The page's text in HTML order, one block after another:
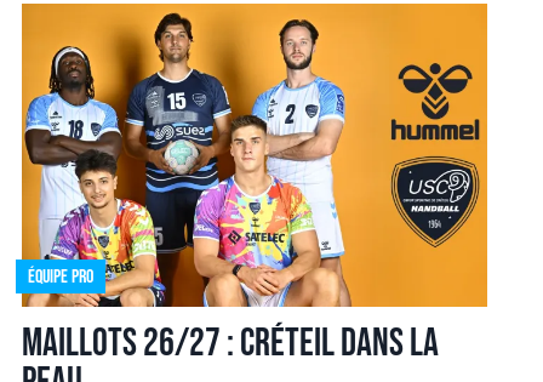
Équipe pro
Maillots 26/27 : Créteil dans la